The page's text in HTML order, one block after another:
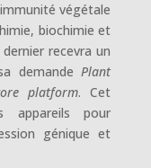
végétale
biochimie et
recevra un
demande Plant
platform. Cet
appareils pour
génique et